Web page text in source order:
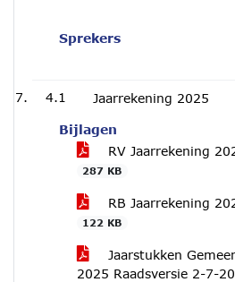
Sprekers
4.1 Jaarrekening 2025
Bijlagen
RV Jaarrekening
287 KB
RB Jaarrekening
122 KB
Jaarstukken
2025 Raadsversie 2-7-